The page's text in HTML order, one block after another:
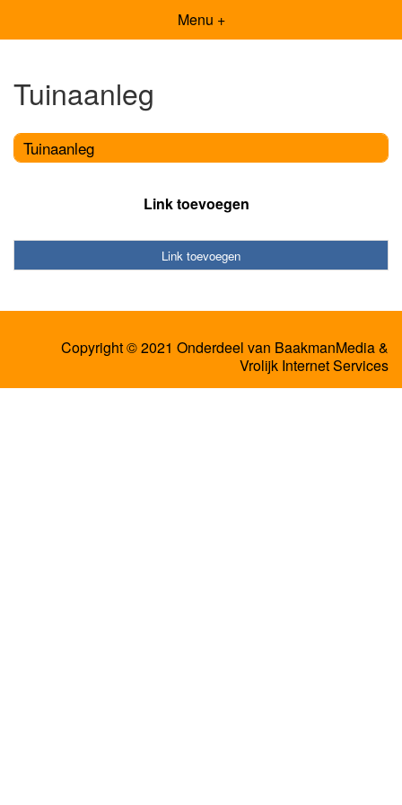
Menu +
Tuinaanleg
Tuinaanleg
Link toevoegen
Link toevoegen
Copyright © 2021 Onderdeel van BaakmanMedia&
Vrolijk Internet Services